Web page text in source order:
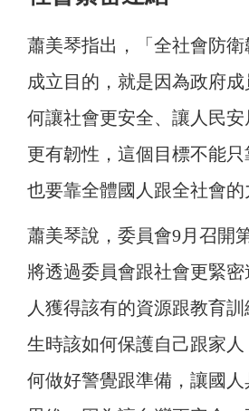
蕭美琴指出，「全社會防
成立目的，就是因為政府
何讓社會更安全、讓人民
更有韌性，這個目標不能只
也要靠全體國人跟全社會的
蕭美琴說，委員會9月召開
將透過委員會跟社會更緊
人獲得該有的資源跟教育
生時該如何保護自己跟家
何做好警覺跟準備，讓國